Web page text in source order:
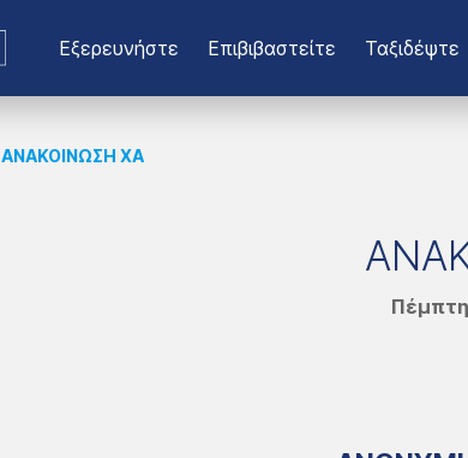
Εξερευνήστε Επιβιβαστείτε Ταξιδέψτε
ΑΝΑΚΟΙΝΩΣΗ ΧΑ